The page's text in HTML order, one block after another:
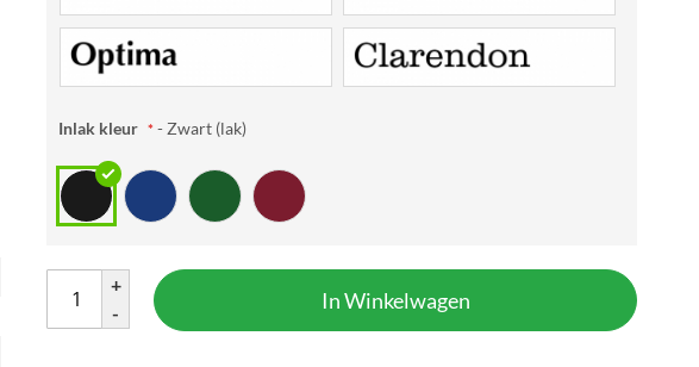
Inlak kleur - Zwart (lak)
+
-
In Winkelwagen